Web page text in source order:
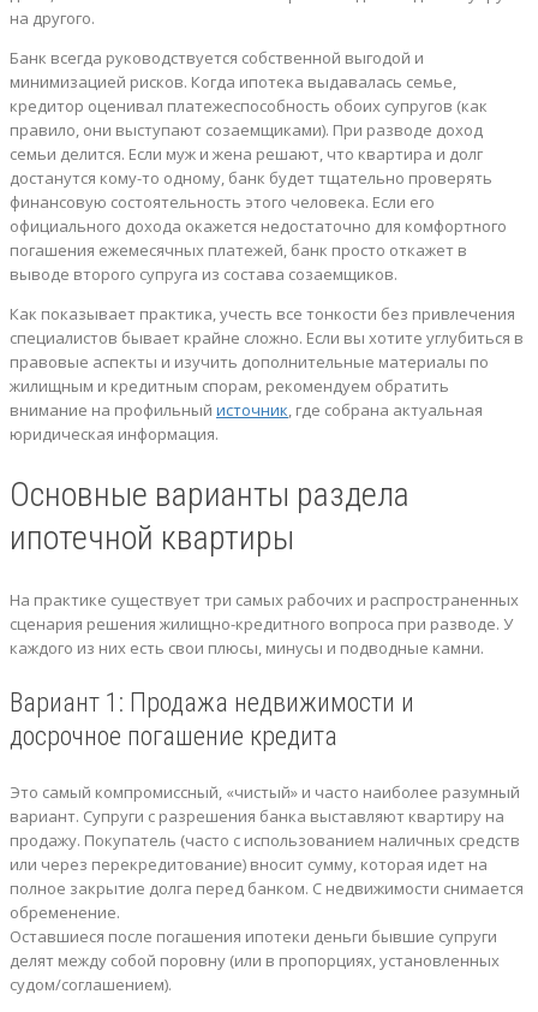
на другого.
Банк всегда руководствуется собственной выгодой и
минимизацией рисков. Когда ипотека выдавалась семье,
кредитор оценивал платежеспособность обоих супругов (как
правило, они выступают созаемщиками). При разводе доход
семьи делится. Если муж и жена решают, что квартира и долг
достанутся кому-то одному, банк будет тщательно проверять
финансовую состоятельность этого человека. Если его
официального дохода окажется недостаточно для комфортного
погашения ежемесячных платежей, банк просто откажет в
выводе второго супруга из состава созаемщиков.
Как показывает практика, учесть все тонкости без привлечения
специалистов бывает крайне сложно. Если вы хотите углубиться в
правовые аспекты и изучить дополнительные материалы по
жилищным и кредитным спорам, рекомендуем обратить
внимание на профильный источник, где собрана актуальная
юридическая информация.
Основные варианты раздела
ипотечной квартиры
На практике существует три самых рабочих и распространенных
сценария решения жилищно-кредитного вопроса при разводе. У
каждого из них есть свои плюсы, минусы и подводные камни.
Вариант 1: Продажа недвижимости и
досрочное погашение кредита
Это самый компромиссный, «чистый» и часто наиболее разумный
вариант. Супруги с разрешения банка выставляют квартиру на
продажу. Покупатель (часто с использованием наличных средств
или через перекредитование) вносит сумму, которая идет на
полное закрытие долга перед банком. С недвижимости снимается
обременение.
Оставшиеся после погашения ипотеки деньги бывшие супруги
делят между собой поровну (или в пропорциях, установленных
судом/соглашением).